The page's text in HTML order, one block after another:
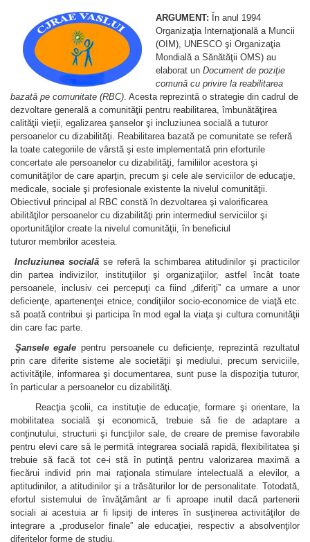
ARGUMENT: În anul 1994
Organizaţia Internaţională a Muncii
(OIM), UNESCO şi Organizaţia
Mondială a Sănătăţii OMS) au
elaborat un Document de poziţie
comună cu privire la reabilitarea
bazată pe comunitate (RBC) . Acesta reprezintă o strategie din cadrul de
dezvoltare generală a comunităţii pentru reabilitarea, îmbunătăţirea
calităţii vieţii, egalizarea şanselor şi incluziunea socială a tuturor
persoanelor cu dizabilităţi. Reabilitarea bazată pe comunitate se referă
la toate categoriile de vârstă şi este implementată prin eforturile
concertate ale persoanelor cu dizabilităţi, familiilor acestora şi
comunităţilor de care aparţin, precum şi cele ale serviciilor de educaţie,
medicale, sociale şi profesionale existente la nivelul comunităţii.
Obiectivul principal al RBC constă în dezvoltarea şi valorificarea
abilităţilor persoanelor cu dizabilităţi prin intermediul serviciilor şi
oportunităţilor create la nivelul comunităţii, în beneficiul
tuturor membrilor acesteia.
Incluziunea socială se referă la schimbarea atitudinilor şi practicilor
din partea indivizilor, instituţiilor şi organizaţiilor, astfel încât toate
persoanele, inclusiv cei percepuţi ca fiind „diferiţi” ca urmare a unor
deficienţe, apartenenţei etnice, condiţiilor socio-economice de viaţă etc.
să poată contribui şi participa în mod egal la viaţa şi cultura comunităţii
din care fac parte.
Şansele egale pentru persoanele cu deficienţe, reprezintă rezultatul
prin care diferite sisteme ale societăţii şi mediului, precum serviciile,
activităţile, informarea şi documentarea, sunt puse la dispoziţia tuturor,
în particular a persoanelor cu dizabilităţi.
Reacţia şcolii, ca instituţie de educaţie, formare şi orientare, la
mobilitatea socială şi economică, trebuie să fie de adaptare a
conţinutului, structurii şi funcţiilor sale, de creare de premise favorabile
pentru elevi care să le permită integrarea socială rapidă, flexibilitatea şi
trebuie să facă tot ce-i stă în putinţă pentru valorizarea maximă a
fiecărui individ prin mai raţionala stimulare intelectuală a elevilor, a
aptitudinilor, a atitudinilor şi a trăsăturilor lor de personalitate. Totodată,
efortul sistemului de învăţământ ar fi aproape inutil dacă partenerii
sociali ai acestuia ar fi lipsiţi de interes în susţinerea activităţilor de
integrare a „produselor finale” ale educaţiei, respectiv a absolvenţilor
diferitelor forme de studiu.